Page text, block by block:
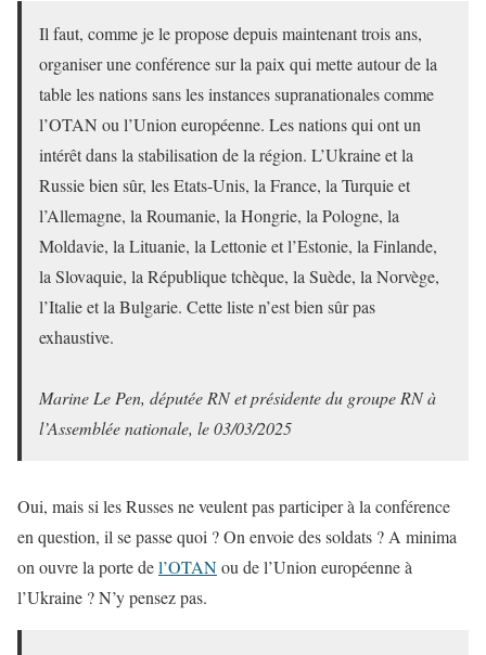
Il faut, comme je le propose depuis maintenant trois ans,
organiser une conférence sur la paix qui mette autour de la
table les nations sans les instances supranationales comme
l’OTAN ou l’Union européenne. Les nations qui ont un
intérêt dans la stabilisation de la région. L’Ukraine et la
Russie bien sûr, les Etats-Unis, la France, la Turquie et
l’Allemagne, la Roumanie, la Hongrie, la Pologne, la
Moldavie, la Lituanie, la Lettonie et l’Estonie, la Finlande,
la Slovaquie, la République tchèque, la Suède, la Norvège,
l’Italie et la Bulgarie. Cette liste n’est bien sûr pas
exhaustive.
Marine Le Pen, députée RN et présidente du groupe RN à
l’Assemblée nationale, le 03/03/2025
Oui, mais si les Russes ne veulent pas participer à la conférence
en question, il se passe quoi ? On envoie des soldats ? A minima
on ouvre la porte del’OTANou de l’Union européenne à
l’Ukraine ? N’y pensez pas.